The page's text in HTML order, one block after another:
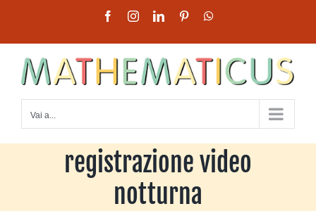
contenuto
FacebookInstagramLinkedInPinterest
Vai a...
registrazione video
notturna